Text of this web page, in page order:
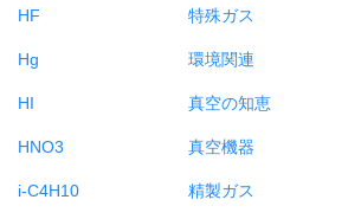
HF
Hg
HI
HNO3
i-C4H10
特殊ガス
環境関連
真空の知恵
真空機器
精製ガス